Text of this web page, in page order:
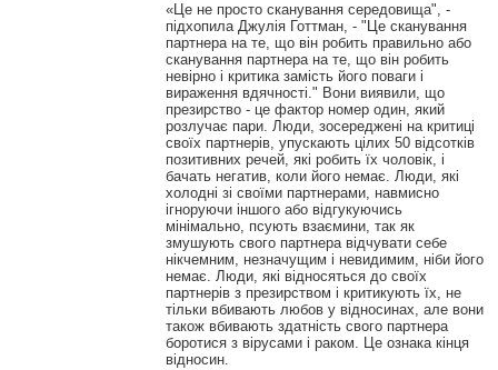
«Це не просто сканування середовища", -
підхопила Джулія Готтман, - "Це сканування
партнера на те, що він робить правильно або
сканування партнера на те, що він робить
невірно і критика замість його поваги і
вираження вдячності." Вони виявили, що
презирство - це фактор номер один, який
розлучає пари. Люди, зосереджені на критиці
своїх партнерів, упускають цілих 50 відсотків
позитивних речей, які робить їх чоловік, і
бачать негатив, коли його немає. Люди, які
холодні зі своїми партнерами, навмисно
ігноруючи іншого або відгукуючись
мінімально, псують взаємини, так як
змушують свого партнера відчувати себе
нікчемним, незначущим і невидимим, ніби його
немає. Люди, які відносяться до своїх
партнерів з презирством і критикують їх, не
тільки вбивають любов у відносинах, але вони
також вбивають здатність свого партнера
боротися з вірусами і раком. Це ознака кінця
відносин.